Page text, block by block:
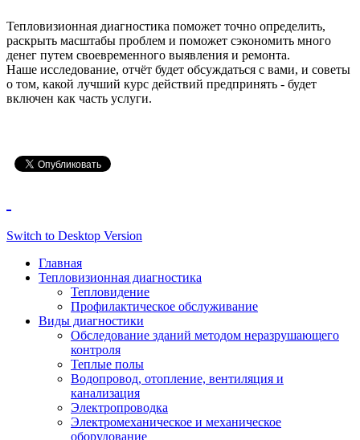
Тепловизионная диагностика поможет точно определить,
раскрыть масштабы проблем и поможет сэкономить много
денег путем своевременного выявления и ремонта.
Наше исследование, отчёт будет обсуждаться с вами, и советы
о том, какой лучший курс действий предпринять - будет
включен как часть услуги.
Switch to Desktop Version
Главная
Тепловизионная диагностика
Тепловидение
Профилактическое обслуживание
Виды диагностики
Обследование зданий методом неразрушающего
контроля
Теплые полы
Водопровод, отопление, вентиляция и
канализация
Электропроводка
Электромеханическое и механическое
оборудование